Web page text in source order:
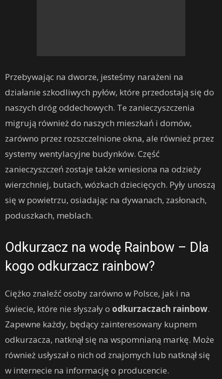
Przebywając na dworze, jesteśmy narażeni na
działanie szkodliwych pyłów, które przedostają się do
naszych dróg oddechowych. Te zanieczyszczenia
migrują również do naszych mieszkań i domów,
zarówno przez rozszczelnione okna, ale również przez
systemy wentylacyjne budynków. Część
zanieczyszczeń zostaje także wniesiona na odzieży
wierzchniej, butach, wózkach dziecięcych. Pyły unoszą
się w powietrzu, osiadając na dywanach, zasłonach,
poduszkach, meblach.
Odkurzacz na wodę Rainbow – Dla
kogo odkurzacz rainbow?
Ciężko znaleźć osoby zarówno w Polsce, jak i na
świecie, które nie słyszały o odkurzaczach rainbow.
Zapewne każdy, będący zainteresowany kupnem
odkurzacza, natknął się na wspomnianą markę. Może
również usłyszał o nich od znajomych lub natknął się
w internecie na informację o producencie.